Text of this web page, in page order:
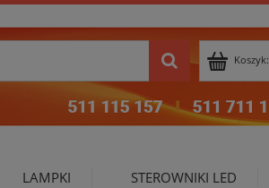
Koszyk:
LAMPKI STEROWNIKI LED